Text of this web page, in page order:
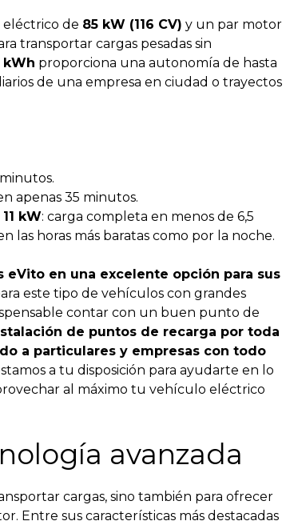
eléctrico de 85 kW (116 CV) y un par motor
transportar cargas pesadas sin
kWh proporciona una autonomía de hasta
de una empresa en ciudad o trayectos
apenas 35 minutos.
kW: carga completa en menos de 6,5
las horas más baratas como por la noche.
en una excelente opción para sus
este tipo de vehículos con grandes
contar con un buen punto de
de puntos de recarga por toda
a particulares y empresas con todo
a tu disposición para ayudarte en lo
al máximo tu vehículo eléctrico
avanzada
cargas, sino también para ofrecer
Entre sus características más destacadas